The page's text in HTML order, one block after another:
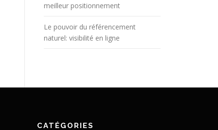
meilleur positionnement
Le pouvoir du référencement
naturel: visibilité en ligne
CATÉGORIES